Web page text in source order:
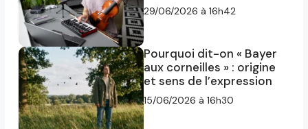
29/06/2026 à 16h42
Pourquoi dit-on « Bayer
aux corneilles » : origine
et sens de l’expression
15/06/2026 à 16h30